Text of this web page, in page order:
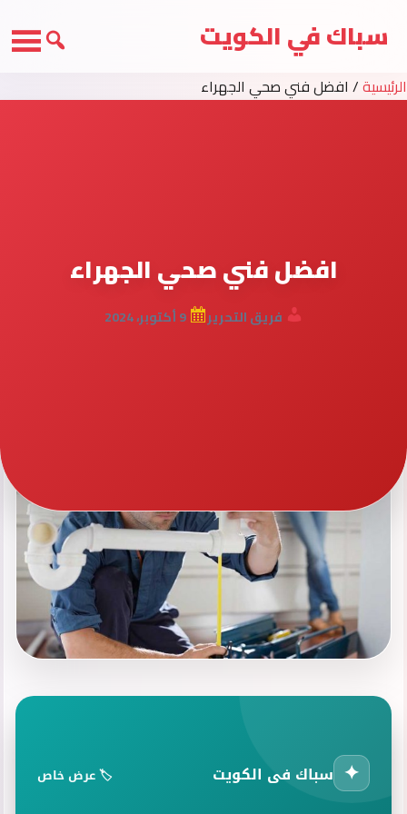
سباك في الكويت
الرئيسية/ افضل فني صحي الجهراء
افضل فني صحي الجهراء
فريق التحرير 9 أكتوبر، 2024
✦ سباك فى الكويت 🏷️ عرض خاص